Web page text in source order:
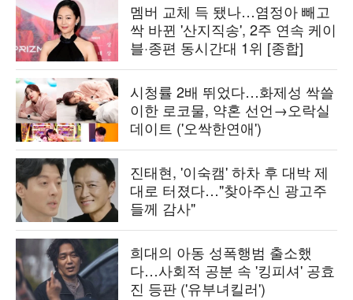
멤버 교체 득 됐나…염정아 빼고
싹 바뀐 '산지직송', 2주 연속 케이
블·종편 동시간대 1위 [종합]
시청률 2배 뛰었다…화제성 싹쓸
이한 로코물, 약혼 선언→오락실
데이트 ('오싹한연애')
진태현, '이숙캠' 하차 후 대박 제
대로 터졌다…"찾아주신 광고주
들께 감사"
희대의 아동 성폭행범 출소했
다…사회적 공분 속 '킹피셔' 공효
진 등판 ('유부녀킬러')